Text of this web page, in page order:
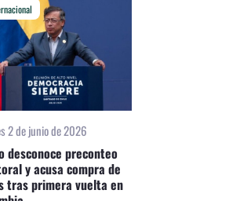
2 de junio de 2026
desconoce preconteo
y acusa compra de
tras primera vuelta en